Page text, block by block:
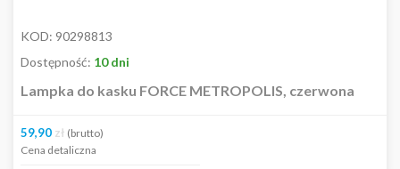
KOD: 90298813
Dostępność: 10 dni
Lampka do kasku FORCE METROPOLIS, czerwona
59,90 zł (brutto)
Cena detaliczna